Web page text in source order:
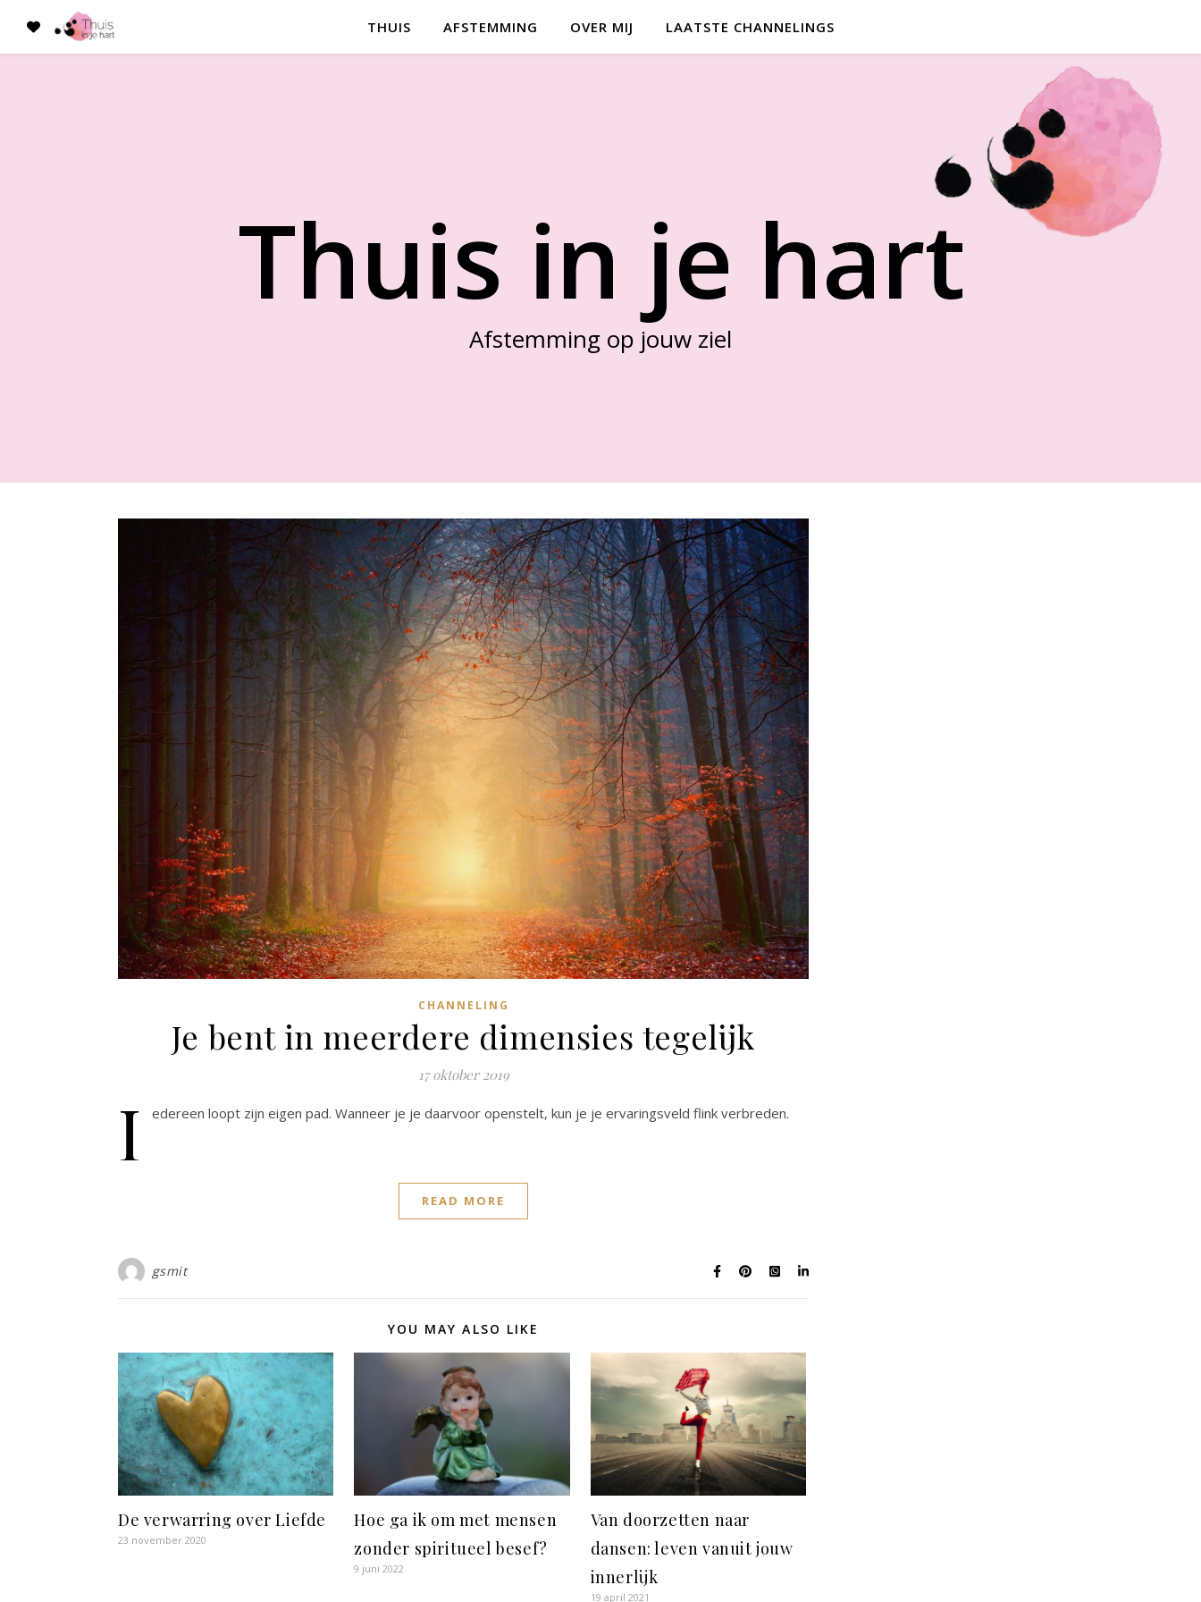
THUIS AFSTEMMING OVER MIJ LAATSTE CHANNELINGS
Thuis in je hart
Afstemming op jouw ziel
CHANNELING
Je bent in meerdere dimensies tegelijk
17 oktober 2019
I edereen loopt zijn eigen pad. Wanneer je je daarvoor openstelt, kun je je ervaringsveld flink verbreden.
READ MORE
gsmit
YOU MAY ALSO LIKE
De verwarring over Liefde
23 november 2020
Hoe ga ik om met mensen
zonder spiritueel besef?
9 juni 2022
Van doorzetten naar
dansen: leven vanuit jouw
innerlijk
19 april 2021